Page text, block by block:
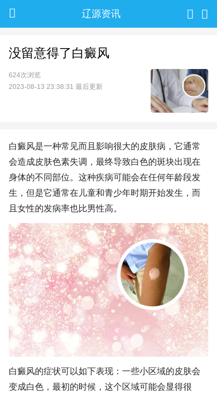
辽源资讯
没留意得了白癜风
624次浏览
2023-08-13 23:38:31 最后更新
白癜风是一种常见而且影响很大的皮肤病，它通常
会造成皮肤色素失调，最终导致白色的斑块出现在
身体的不同部位。这种疾病可能会在任何年龄段发
生，但是它通常在儿童和青少年时期开始发生，而
且女性的发病率也比男性高。
白癜风的症状可以如下表现：一些小区域的皮肤会
变成白色，最初的时候，这个区域可能会显得很